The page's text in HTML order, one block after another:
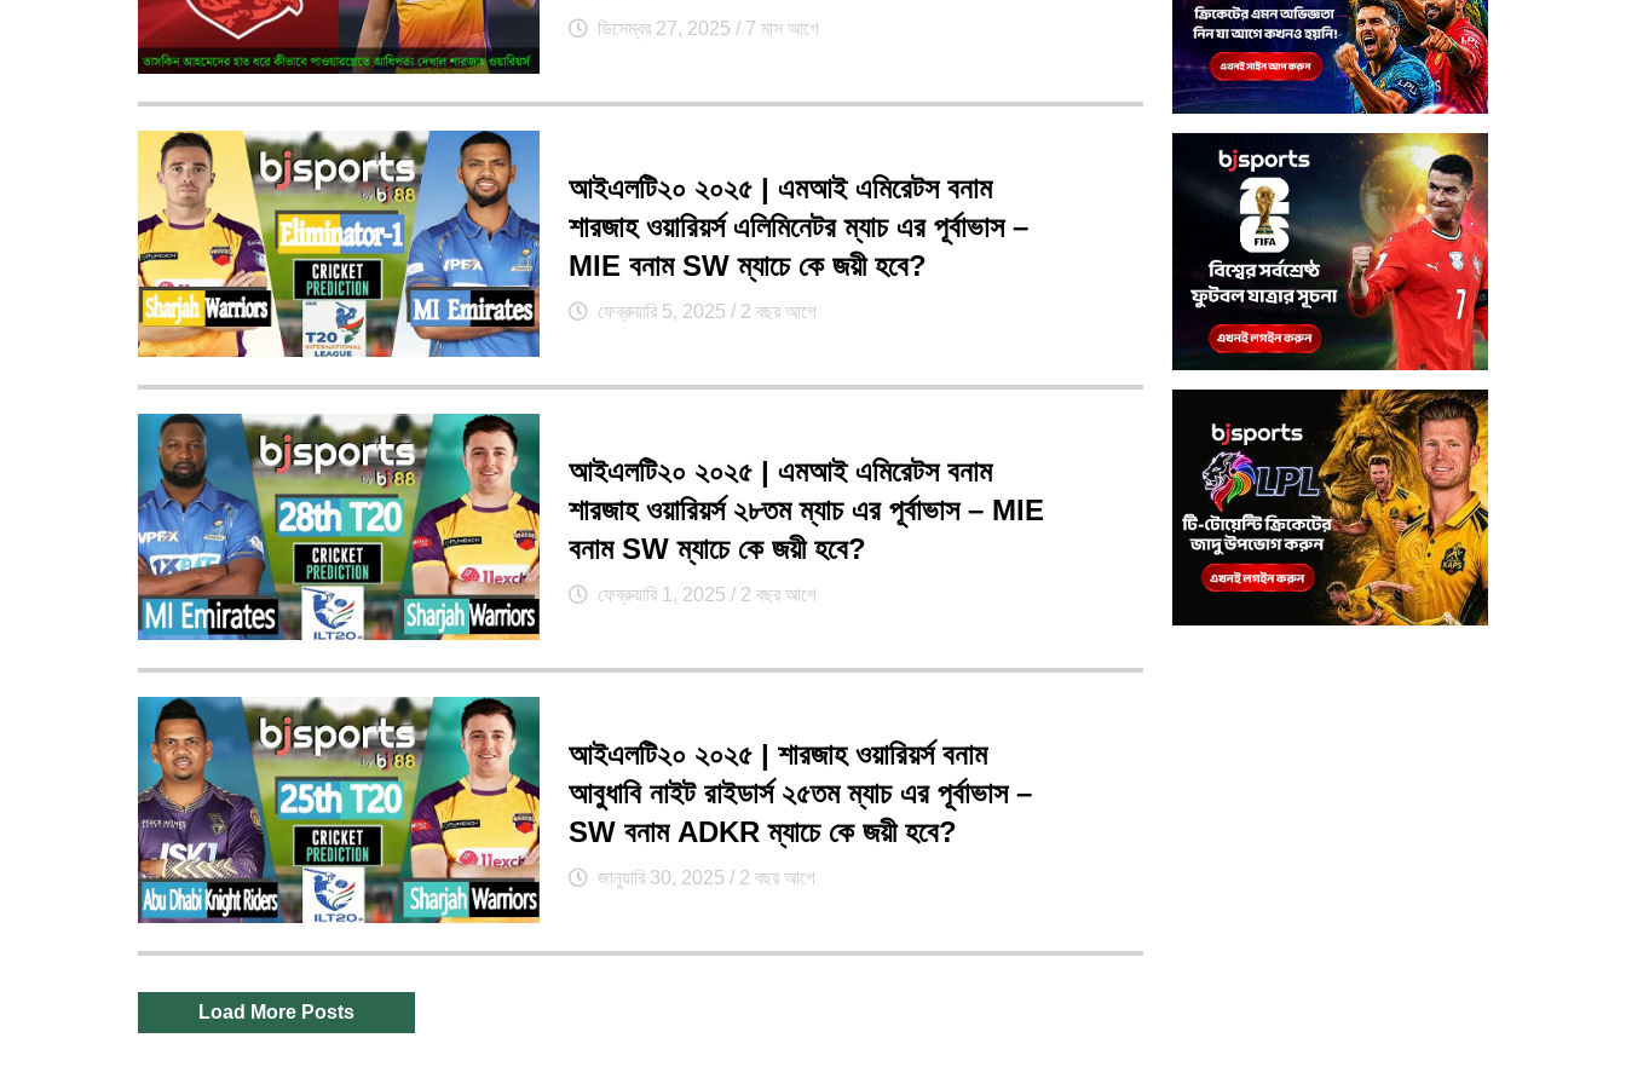
ডিসেম্বর 27, 2025 / 7 মাস আগে
আইএলটি২০ ২০২৫ | এমআই এমিরেটস বনাম
শারজাহ ওয়ারিয়র্স এলিমিনেটর ম্যাচ এর পূর্বাভাস –
MIE বনাম SW ম্যাচে কে জয়ী হবে?
ফেব্রুয়ারি 5, 2025 / 2 বছর আগে
আইএলটি২০ ২০২৫ | এমআই এমিরেটস বনাম
শারজাহ ওয়ারিয়র্স ২৮তম ম্যাচ এর পূর্বাভাস – MIE
বনাম SW ম্যাচে কে জয়ী হবে?
ফেব্রুয়ারি 1, 2025 / 2 বছর আগে
আইএলটি২০ ২০২৫ | শারজাহ ওয়ারিয়র্স বনাম
আবুধাবি নাইট রাইডার্স ২৫তম ম্যাচ এর পূর্বাভাস –
SW বনাম ADKR ম্যাচে কে জয়ী হবে?
জানুয়ারি 30, 2025 / 2 বছর আগে
Load More Posts